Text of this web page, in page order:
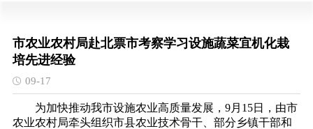
市农业农村局赴北票市考察学习设施蔬菜宜机化栽
培先进经验
09-17
为加快推动我市设施农业高质量发展，9月15日，由市
农业农村局牵头组织市县农业技术骨干、部分乡镇干部和